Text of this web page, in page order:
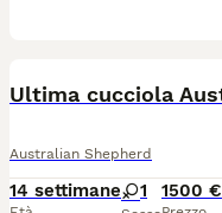
Australian Shepherd
14 settimane 1 1500 €